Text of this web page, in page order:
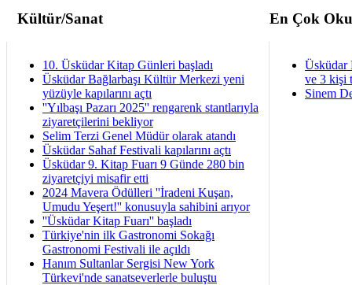
Kültür/Sanat En Çok
10. Üsküdar Kitap Günleri başladı
Üsküdar Bağlarbaşı Kültür Merkezi yeni
yüzüyle kapılarını açtı
''Yılbaşı Pazarı 2025'' rengarenk stantlarıyla
ziyaretçilerini bekliyor
Selim Terzi Genel Müdür olarak atandı
Üsküdar Sahaf Festivali kapılarını açtı
Üsküdar 9. Kitap Fuarı 9 Günde 280 bin
ziyaretçiyi misafir etti
2024 Mavera Ödülleri ''İradeni Kuşan,
Umudu Yeşert!'' konusuyla sahibini arıyor
''Üsküdar Kitap Fuarı'' başladı
Türkiye'nin ilk Gastronomi Sokağı
Gastronomi Festivali ile açıldı
Hanım Sultanlar Sergisi New York
Türkevi'nde sanatseverlerle buluştu
Üsküdar
ve 3 kişi
Sinem